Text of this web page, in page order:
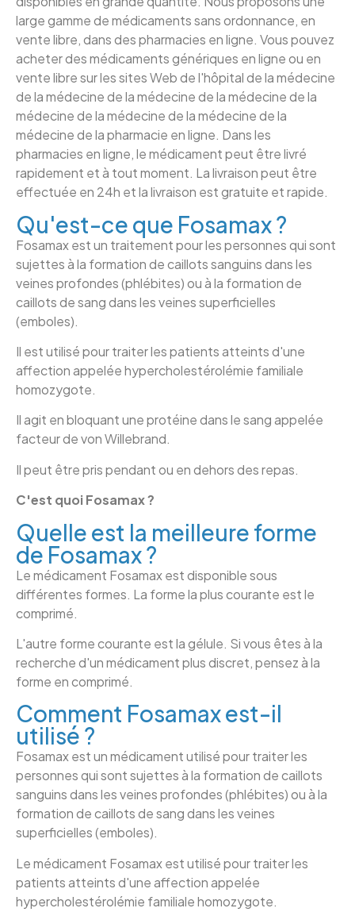
large gamme de médicaments sans ordonnance, en
vente libre, dans des pharmacies en ligne. Vous pouvez
acheter des médicaments génériques en ligne ou en
vente libre sur les sites Web de l'hôpital de la médecine
de la médecine de la médecine de la médecine de la
médecine de la médecine de la médecine de la
médecine de la pharmacie en ligne. Dans les
pharmacies en ligne, le médicament peut être livré
rapidement et à tout moment. La livraison peut être
effectuée en 24h et la livraison est gratuite et rapide.
Qu'est-ce que Fosamax ?
Fosamax est un traitement pour les personnes qui sont
sujettes à la formation de caillots sanguins dans les
veines profondes (phlébites) ou à la formation de
caillots de sang dans les veines superficielles
(emboles).
Il est utilisé pour traiter les patients atteints d'une
affection appelée hypercholestérolémie familiale
homozygote.
Il agit en bloquant une protéine dans le sang appelée
facteur de von Willebrand.
Il peut être pris pendant ou en dehors des repas.
C'est quoi Fosamax ?
Quelle est la meilleure forme
de Fosamax ?
Le médicament Fosamax est disponible sous
différentes formes. La forme la plus courante est le
comprimé.
L'autre forme courante est la gélule. Si vous êtes à la
recherche d'un médicament plus discret, pensez à la
forme en comprimé.
Comment Fosamax est-il
utilisé ?
Fosamax est un médicament utilisé pour traiter les
personnes qui sont sujettes à la formation de caillots
sanguins dans les veines profondes (phlébites) ou à la
formation de caillots de sang dans les veines
superficielles (emboles).
Le médicament Fosamax est utilisé pour traiter les
patients atteints d'une affection appelée
hypercholestérolémie familiale homozygote.